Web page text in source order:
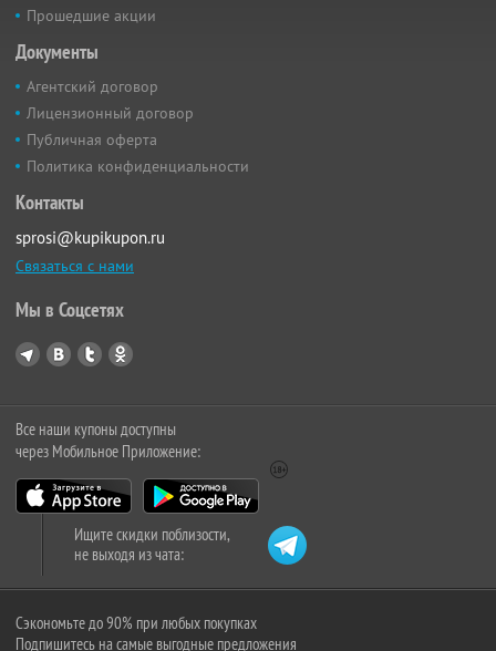
Прошедшие акции
Документы
Агентский договор
Лицензионный договор
Публичная оферта
Политика конфиденциальности
Контакты
sprosi@kupikupon.ru
Связаться с нами
Мы в Соцсетях
Все наши купоны доступны
через Мобильное Приложение:
Ищите скидки поблизости,
не выходя из чата:
Сэкономьте до 90% при любых покупках
Подпишитесь на самые выгодные предложения